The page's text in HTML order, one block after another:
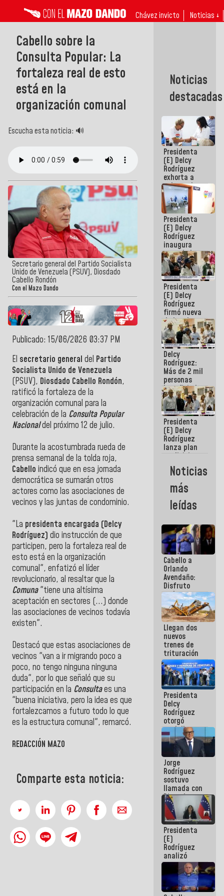
Chávez invicto Noticias ↓
Cabello sobre la
Consulta Popular: La
fortaleza real de esto
está en la
organización comunal
Escucha esta noticia: 🔊
Secretario general del Partido Socialista
Unido de Venezuela (PSUV), Diosdado
Cabello Rondón
Con el Mazo Dando
Publicado: 15/06/2026 03:37 PM
El secretario general del Partido
Socialista Unido de Venezuela
(PSUV), Diosdado Cabello Rondón,
ratificó la fortaleza de la
organización comunal para la
celebración de la Consulta Popular
Nacionaldel próximo 12 de julio.
Durante la acostumbrada rueda de
prensa semanal de la tolda roja,
Cabello indicó que en esa jornada
democrática se sumarán otros
actores como las asociaciones de
vecinos y las juntas de condominio.
"La presidenta encargada (Delcy
Rodríguez) dio instrucción de que
participen, pero la fortaleza real de
esto está en la organización
comunal", enfatizó el líder
revolucionario, al resaltar que la
Comuna"tiene una altísima
aceptación en sectores (...) donde
las asociaciones de vecinos todavía
existen".
Destacó que estas asociaciones de
vecinos "van a ir migrando poco a
poco, no tengo ninguna ninguna
duda", por lo que señaló que su
participación en la Consultaes una
"buena iniciativa, pero la idea es que
fortalezcamos a futuro todo lo que
es la estructura comunal", remarcó.
REDACCIÓN MAZO
Comparte esta noticia:
Noticias
destacadas
Presidenta
(E) Delcy
Rodríguez
exhorta a
gobernadores
y alcaldes a
edificar
casas para
abuelos
Presidenta
(E) Delcy
Rodríguez
inaugura
casa de los
Abuelos
Primavera
en Caracas
Presidenta
(E) Delcy
Rodríguez
firmó nueva
de Ley de
Arrendamiento
aprobada
por la AN
Delcy
Rodríguez:
Más de 2 mil
personas
beneficiadas
con planes
para
atención de
emergencia
sísmica en
la última
semana
Presidenta
(E) Delcy
Rodríguez
lanza plan
crediticio
con subsidio
a Juntas de
Condominio
Noticias
más
leídas
Cabello a
Orlando
Avendaño:
Disfruto
cada vez
que escribes
porque lo
que haces
es
embarrarla
Llegan dos
nuevos
trenes de
trituración
para
optimizar
manejo de
escombros
en La Guaira
Presidenta
Delcy
Rodríguez
otorgó
medalla
"Héroe de
Venezuela"
a servidores
públicos
Jorge
Rodríguez
sostuvo
llamada con
Dinorah
Figuera y
acuerdan
primer
encuentro
presencial
para el
diálogo
Presidenta
(E)
Rodríguez
analizó
junto a
gobernadores
planes de
recuperación